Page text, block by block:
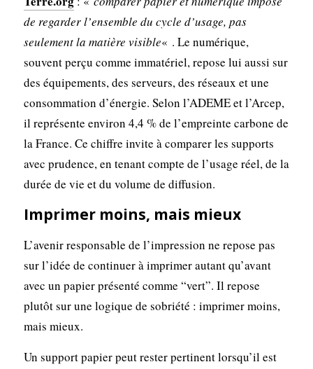
de regarder l’ensemble du cycle d’usage, pas
seulement la matière visible« . Le numérique,
souvent perçu comme immatériel, repose lui aussi sur
des équipements, des serveurs, des réseaux et une
consommation d’énergie. Selon l’ADEME et l’Arcep,
il représente environ 4,4 % de l’empreinte carbone de
la France. Ce chiffre invite à comparer les supports
avec prudence, en tenant compte de l’usage réel, de la
durée de vie et du volume de diffusion.
Imprimer moins, mais mieux
L’avenir responsable de l’impression ne repose pas
sur l’idée de continuer à imprimer autant qu’avant
avec un papier présenté comme “vert”. Il repose
plutôt sur une logique de sobriété : imprimer moins,
mais mieux.
Un support papier peut rester pertinent lorsqu’il est